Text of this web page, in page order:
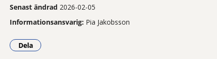
Senast ändrad 2026-02-05
Informationsansvarig: Pia Jakobsson
Dela
- Klicka för att öppna delningsalternativ.